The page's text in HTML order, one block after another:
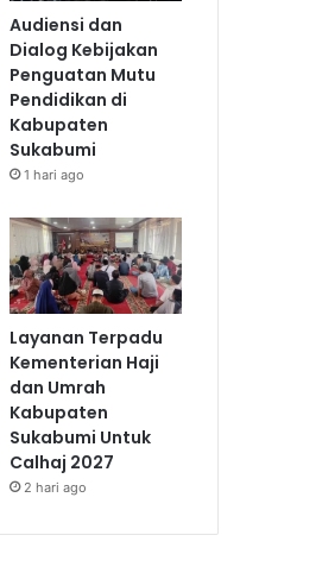
Audiensi dan
Dialog Kebijakan
Penguatan Mutu
Pendidikan di
Kabupaten
Sukabumi
1 hari ago
Layanan Terpadu
Kementerian Haji
dan Umrah
Kabupaten
Sukabumi Untuk
Calhaj 2027
2 hari ago